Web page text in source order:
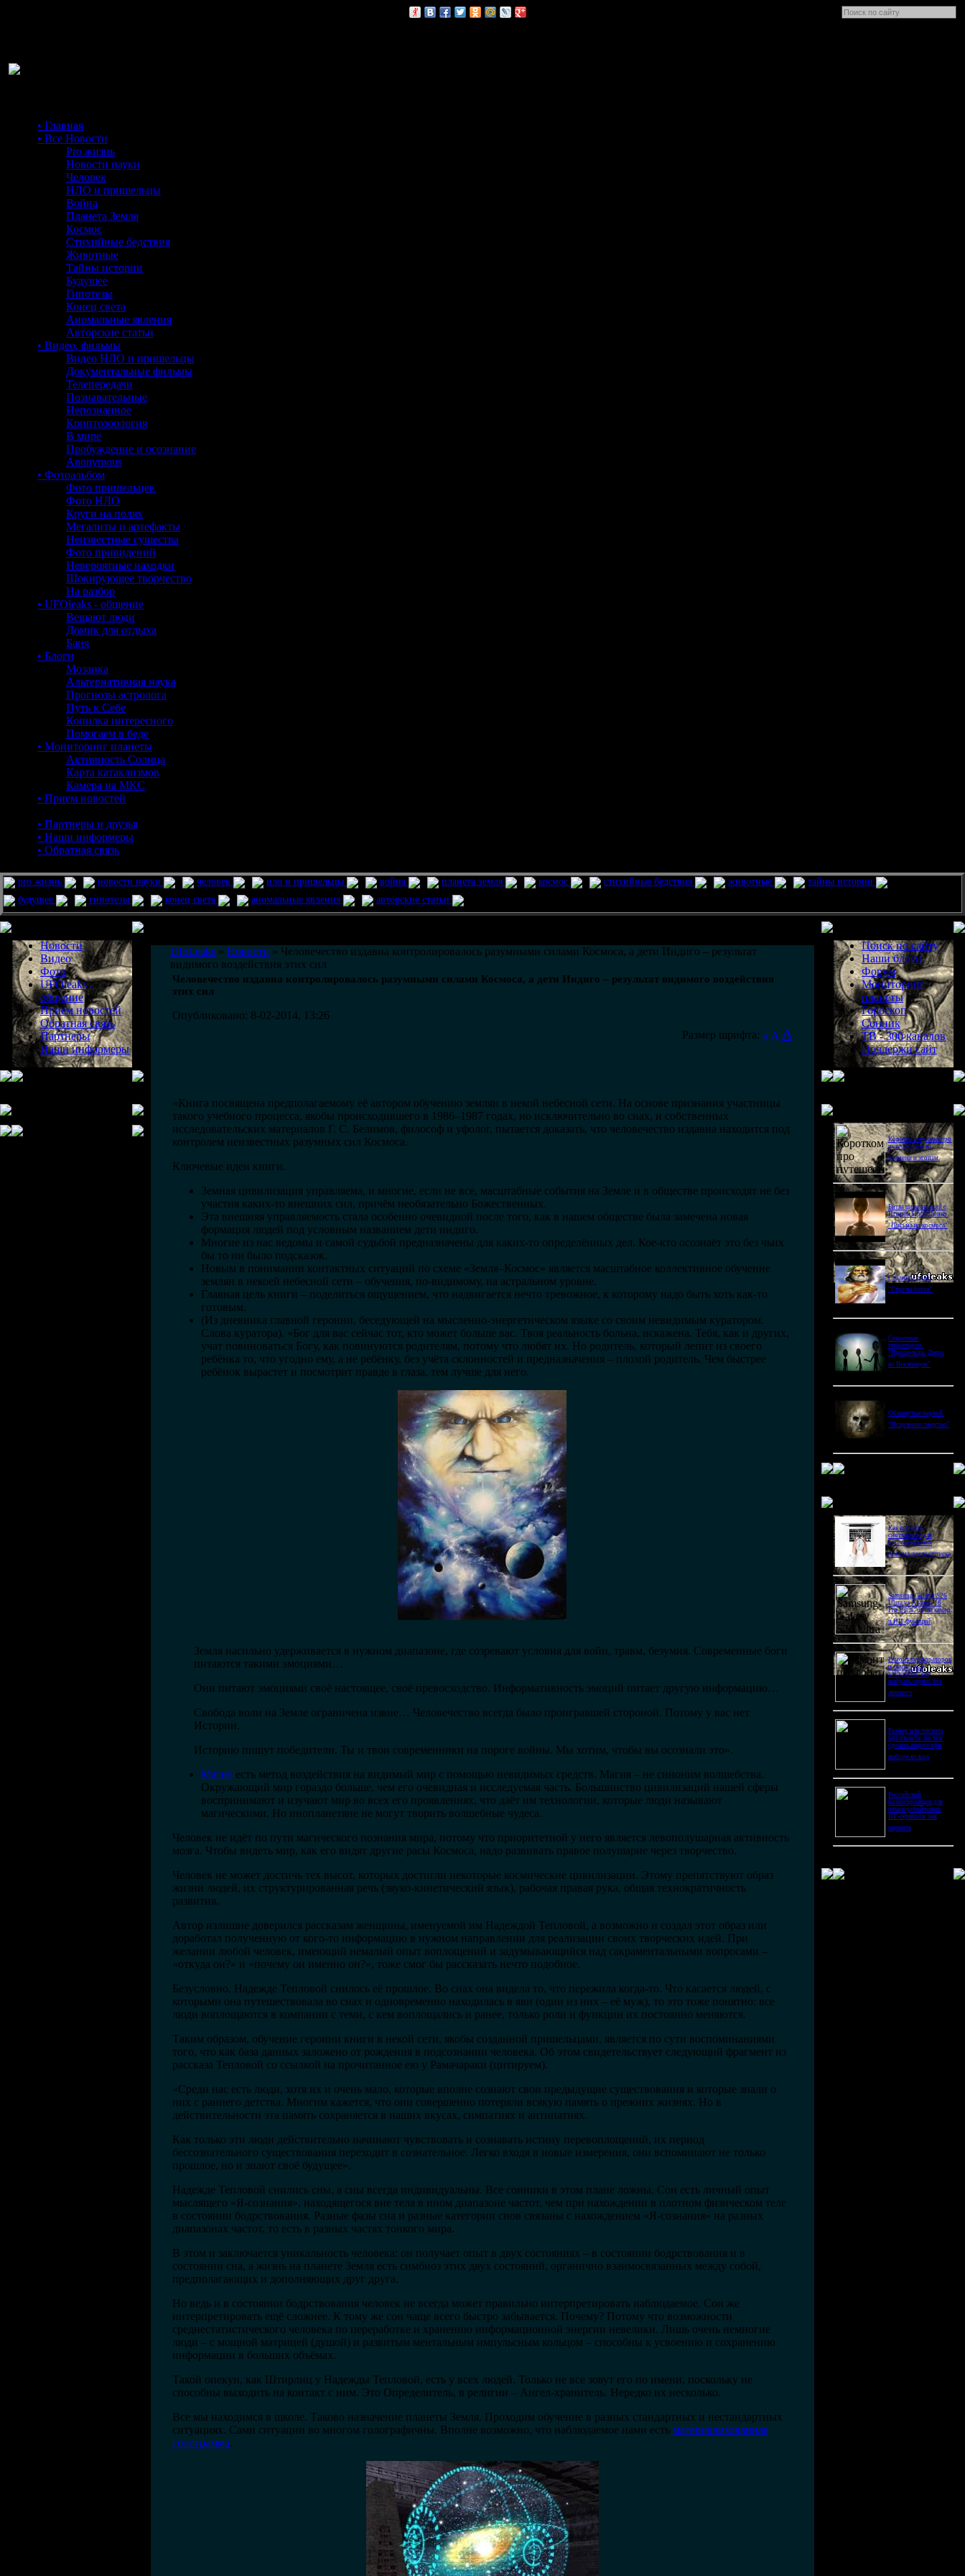
• Главная
• Все Новости
Pro жизнь
Новости науки
Человек
НЛО и пришельцы
Война
Планета Земля
Космос
Стихийные бедствия
Животные
Тайны истории
Будущее
Гипотезы
Конец света
Аномальные явления
Авторские статьи
• Видео, фильмы
Видео НЛО и пришельцы
Документальные фильмы
Телепередачи
Познавательные
Непознанное
Криптозоология
В мире
Пробуждение и осознание
Anonymous
• Фотоальбом
Фото пришельцев
Фото НЛО
Круги на полях
Мегалиты и артефакты
Неизвестные существа
Фото привидений
Невероятные находки
Шокирующее творчество
На разбор
• UFOleaks - общение
Вещают люди
Домик для отдыха
Баня
• Блоги
Мозаика
Альтернативная наука
Прогнозы астролога
Путь к Себе
Копилка интересного
Помогаем в беде
• Мониторинг планеты
Активность Солнца
Карта катаклизмов
Камера на МКС
• Прием новостей
• Партнеры и друзья
• Наши информеры
• Обратная связь
pro жизнь новости науки человек нло и пришельцы война планета земля космос стихийные бедствия животные
тайны истории
будущее
гипотезы конец света аномальные явления авторские статьи
Новости
Видео
Фото
UFOleaks -
общение
Прием новостей
Обратная связь
Партнеры
Наши информеры
UfoLeaks » Новости » Человечество издавна контролировалось разумными силами Космоса, а дети Индиго – результат
видимого воздействия этих сил
Человечество издавна контролировалось разумными силами Космоса, а дети Индиго – результат видимого воздействия
этих сил
Опубликовано: 8-02-2014, 13:26
Размер шрифта: A A A
«Книга посвящена предполагаемому её автором обучению землян в некой небесной сети. На основе признания участницы
такого учебного процесса, якобы происходившего в 1986–1987 годах, но исключительно во снах, и собственных
исследовательских материалов Г. С. Белимов, философ и уфолог, пытается доказать, что человечество издавна находится под
контролем неизвестных разумных сил Космоса.
Ключевые идеи книги.
Земная цивилизация управляема, и многие, если не все, масштабные события на Земле и в обществе происходят не без
участия каких-то внешних сил, причём необязательно Божественных.
Эта внешняя управляемость стала особенно очевидной после того, как в нашем обществе была замечена новая
формация людей под условным названием дети индиго.
Многие из нас ведомы и самой судьбой предназначены для каких-то определённых дел. Кое-кто осознаёт это без чьих
бы то ни было подсказок.
Новым в понимании контактных ситуаций по схеме «Земля–Космос» является масштабное коллективное обучение
землян в некоей небесной сети – обучения, по-видимому, на астральном уровне.
Главная цель книги – поделиться ощущением, что надвигается нечто тревожное, к которому надо быть хоть как-то
готовым.
(Из дневника главной героини, беседующей на мысленно-энергетическом языке со своим невидимым куратором.
Слова куратора). «Бог для вас сейчас тот, кто может больше вас. Твоя реальность больна, искажена. Тебя, как и других,
учат повиноваться Богу, как повинуются родителям, потому что любят их. Но родитель, который лепит из своего
ребёнка то, что угодно ему, а не ребёнку, без учёта склонностей и предназначения – плохой родитель. Чем быстрее
ребёнок вырастет и посмотрит правде в глаза, тем лучше для него.
Земля насильно удерживается в нужном диапазоне, где созревают условия для войн, травм, безумия. Современные боги
питаются такими эмоциями…
Они питают эмоциями своё настоящее, своё превосходство. Информативность эмоций питает другую информацию…
Свобода воли на Земле ограничена извне… Человечество всегда было проигравшей стороной. Потому у вас нет
Истории.
Историю пишут победители. Ты и твои современники на пороге войны. Мы хотим, чтобы вы осознали это».
Магия есть метод воздействия на видимый мир с помощью невидимых средств. Магия – не синоним волшебства.
Окружающий мир гораздо больше, чем его очевидная и исследуемая часть. Большинство цивилизаций нашей сферы
воспринимают и изучают мир во всех его проявлениях, что даёт им технологии, которые люди называют
магическими. Но инопланетяне не могут творить волшебные чудеса.
Человек не идёт по пути магического познания мира, потому что приоритетной у него является левополушарная активность
мозга. Чтобы видеть мир, как его видят другие расы Космоса, надо развивать правое полушарие через творчество.
Человек не может достичь тех высот, которых достигли некоторые космические цивилизации. Этому препятствуют образ
жизни людей, их структурированная речь (звуко-кинетический язык), рабочая правая рука, общая технократичность
развития.
Автор излишне доверился рассказам женщины, именуемой им Надеждой Тепловой, а возможно и создал этот образ или
доработал полученную от кого-то информацию в нужном направлении для реализации своих творческих идей. При
желании любой человек, имеющий немалый опыт воплощений и задумывающийся над сакраментальными вопросами –
«откуда он?» и «почему он именно он?», тоже смог бы рассказать нечто подобное.
Безусловно, Надежде Тепловой снилось её прошлое. Во снах она видела то, что пережила когда-то. Что касается людей, с
которыми она путешествовала во снах и одновременно находилась в яви (один из них – её муж), то это тоже понятно: все
люди воплощаются в компании с теми, с кем воплощались и ранее, только роли и функции их постоянно меняются.
Таким образом, обучение героини книги в некой сети, якобы созданной пришельцами, является по сути воспоминаниями
того, что как база данных заложено от рождения в подсознании человека. Об этом свидетельствует следующий фрагмент из
рассказа Тепловой со ссылкой на прочитанное ею у Рамачараки (цитируем).
«Среди нас есть люди, хотя их и очень мало, которые вполне сознают свои предыдущие существования и которые знали о
них с раннего детства. Многим кажется, что они совершенно потеряли всякую память о прежних жизнях. Но в
действительности эта память сохраняется в наших вкусах, симпатиях и антипатиях.
Как только эти люди действительно начинают чувствовать и сознавать истину перевоплощений, их период
бессознательного существования переходит в сознательное. Легко входя в новые измерения, они вспоминают не только
прошлое, но и знают своё будущее».
Надежде Тепловой снились сны, а сны всегда индивидуальны. Все сонники в этом плане ложны. Сон есть личный опыт
мыслящего «Я-сознания», находящегося вне тела в ином диапазоне частот, чем при нахождении в плотном физическом теле
в состоянии бодрствования. Разные фазы сна и разные категории снов связаны с нахождением «Я-сознания» на разных
диапазонах частот, то есть в разных частях тонкого мира.
В этом и заключается уникальность человека: он получает опыт в двух состояниях – в состоянии бодрствования и в
состоянии сна, а жизнь на планете Земля есть симбиоз этих двух состояний, органично взаимосвязанных между собой,
предполагающих и дополняющих друг друга.
Но ведь и в состоянии бодрствования человек не всегда может правильно интерпретировать наблюдаемое. Сон же
интерпретировать ещё сложнее. К тому же сон чаще всего быстро забывается. Почему? Потому что возможности
среднестатистического человека по переработке и хранению информационной энергии невелики. Лишь очень немногие
люди – с мощной матрицей (душой) и развитым ментальным импульсным кольцом – способны к усвоению и сохранению
информации в больших объёмах.
Такой опекун, как Штирлиц у Надежды Тепловой, есть у всех людей. Только не все зовут его по имени, поскольку не
способны выходить на контакт с ним. Это Определитель, в религии – Ангел-хранитель. Нередко их несколько.
Все мы находимся в школе. Таково назначение планеты Земля. Проходим обучение в разных стандартных и нестандартных
ситуациях. Сами ситуации во многом голографичны. Вполне возможно, что наблюдаемое нами есть материализованная
голограмма.
Поиск по сайту
Наши блоги
Форум
Мониторинг
планеты
Гороскоп
Сонник
ТВ - 300 каналов
Поддержи сайт
Короткометражка про
путешествия во
времени и эгоизм.
Битва цивилизаций с
Игорем Прокопенко.
"Письма из космоса"
Странное дело.
"Стрелы богов"
Секретные
территории.
"Пришельцы. Дверь
во Вселенную"
Обманутые наукой.
"Исцеление смертью"
Как выбрать
снотворное для
восстановления
режима после отпуска
Samsung Galaxy S26
Ultra vs Xiaomi 16
Pro Ultra: битва камер
и ИИ-функций
Ремонт перфораторов
и сварочных
аппаратов: как
выбрать сервис без
лишнего
Размер или чистота
бриллианта: на чем
сделать акцент при
выборе кольца
Российский
балансировщик для
отказоустойчивых
ИТ-сервисов: как
оценить